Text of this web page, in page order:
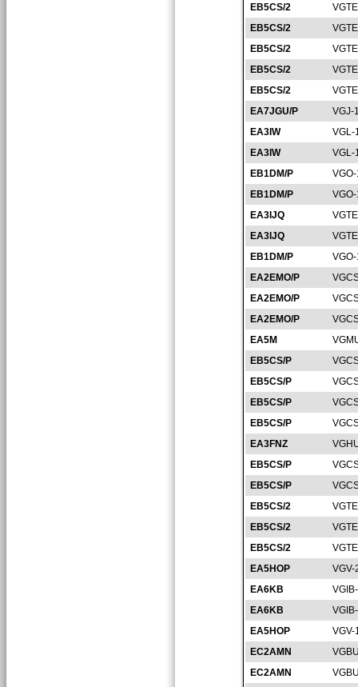
EB5CS/2
EB5CS/2
EB5CS/2
EB5CS/2
EB5CS/2
EA7JGU/P
VGJ-
EA3IW
VGL-
EA3IW
VGL-
EB1DM/P
EB1DM/P
EA3IJQ
EA3IJQ
EB1DM/P
EA2EMO/P
EA2EMO/P
EA2EMO/P
EA5M
EB5CS/P
EB5CS/P
EB5CS/P
EB5CS/P
EA3FNZ
EB5CS/P
EB5CS/P
EB5CS/2
EB5CS/2
EB5CS/2
EA5HOP
VGV-
EA6KB
EA6KB
EA5HOP
VGV-
EC2AMN
EC2AMN